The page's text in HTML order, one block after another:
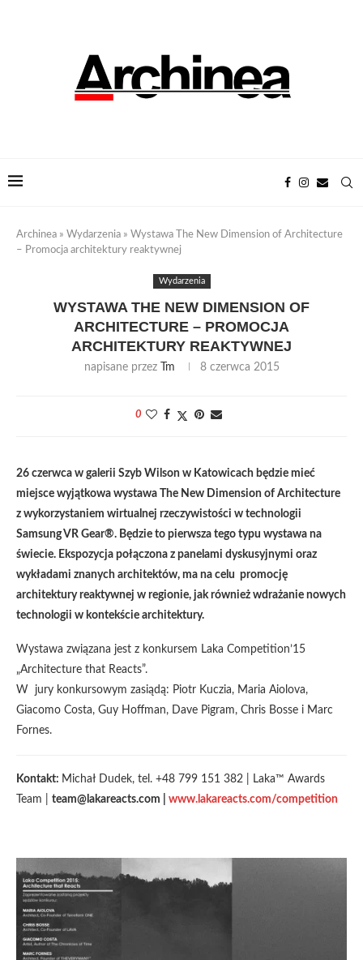
Archinea » Wydarzenia » Wystawa The New Dimension of Architecture
– Promocja architektury reaktywnej
Wydarzenia
WYSTAWA THE NEW DIMENSION OF
ARCHITECTURE – PROMOCJA
ARCHITEKTURY REAKTYWNEJ
napisane przez Tm 8 czerwca 2015
0
26 czerwca w galerii Szyb Wilson w Katowicach będzie mieć
miejsce wyjątkowa wystawa The New Dimension of Architecture
z wykorzystaniem wirtualnej rzeczywistości w technologii
Samsung VR Gear®. Będzie to pierwsza tego typu wystawa na
świecie. Ekspozycja połączona z panelami dyskusyjnymi oraz
wykładami znanych architektów, ma na celu promocję
architektury reaktywnej w regionie, jak również wdrażanie nowych
technologii w kontekście architektury.
Wystawa związana jest z konkursem Laka Competition’15
„Architecture that Reacts”.
W jury konkursowym zasiądą: Piotr Kuczia, Maria Aiolova,
Giacomo Costa, Guy Hoffman, Dave Pigram, Chris Bosse i Marc
Fornes.
Kontakt: Michał Dudek, tel. +48 799 151 382 | Laka™ Awards
Team | team@lakareacts.com | www.lakareacts.com/competition